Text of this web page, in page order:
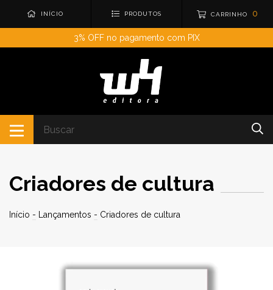
INÍCIO PRODUTOS CARRINHO 0
3% OFF no pagamento com PIX
Criadores de cultura
Início - Lançamentos - Criadores de cultura